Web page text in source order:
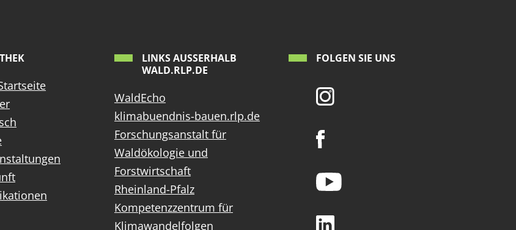
LINKS AUSSERHALB W
ALD.RLP.DE
WaldEcho
klimabuendnis-bauen.rlp.de
Forschungsanstalt für
Waldökologie und
Forstwirtschaft
Rheinland-Pfalz
Kompetenzzentrum für
Klimawandelfolgen
FOLGEN SIE UNS